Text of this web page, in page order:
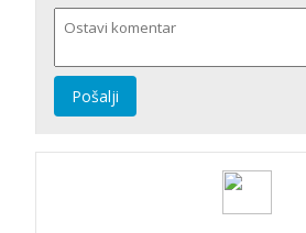
Pošalji